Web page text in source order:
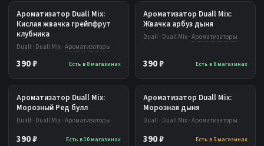
Ароматизатор Duall Mix:
Кислая жвачка грейпфрут
клубника
Duall · Duall Mix · Ароматизаторы
390 ₽ Есть в 8 магазинах
Ароматизатор Duall Mix:
Жвачка арбуз дыня
Duall · Duall Mix · Ароматизаторы
390 ₽ Есть в 8 магазинах
Ароматизатор Duall Mix:
Морозный Ред булл
Duall · Duall Mix · Ароматизаторы
390 ₽ Есть в 10 магазинах
Ароматизатор Duall Mix:
Морозная дыня
Duall · Duall Mix · Ароматизаторы
390 ₽ Есть в 5 магазинах